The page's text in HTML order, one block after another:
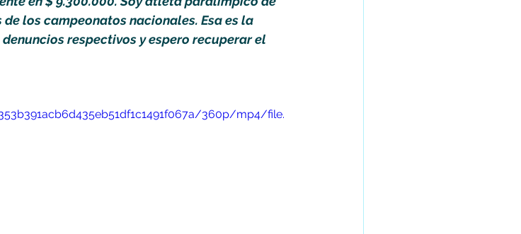
los campeonatos nacionales. Esa es la
respectivos y espero recuperar el
360p/mp4/file.